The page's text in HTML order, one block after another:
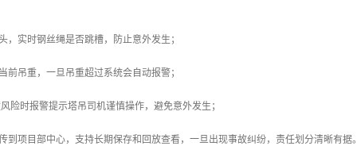
实时钢丝绳是否跳槽，防止意外发生；
吊重，一旦吊重超过系统会自动报警；
险时报警提示塔吊司机谨慎操作，避免意外发生；
项目部中心，支持长期保存和回放查看，一旦出现事故纠纷，责任划分清晰有据。